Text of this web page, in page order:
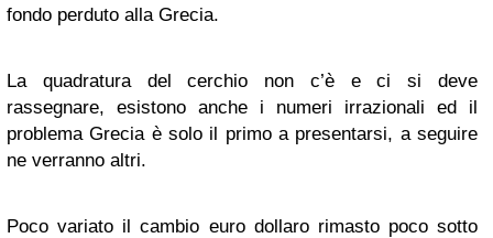
fondo perduto alla Grecia.
La quadratura del cerchio non c’è e ci si deve
rassegnare, esistono anche i numeri irrazionali ed il
problema Grecia è solo il primo a presentarsi, a seguire
ne verranno altri.
Poco variato il cambio euro dollaro rimasto poco sotto